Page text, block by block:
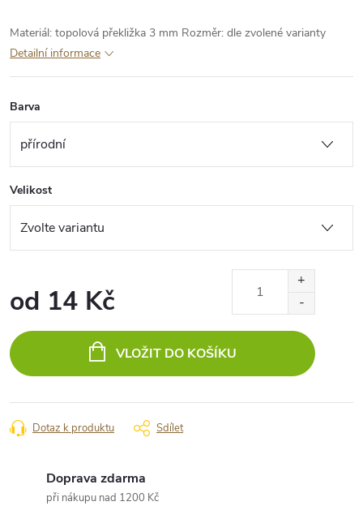
Materiál: topolová překližka 3 mm Rozměr: dle zvolené varianty
Detailní informace
Barva
Velikost
od 14 Kč
cena:
VLOŽIT DO KOŠÍKU
Dotaz k produktu Sdílet
Doprava zdarma
při nákupu nad 1200 Kč